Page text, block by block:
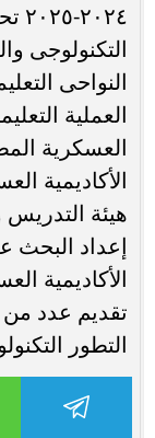
التكنولوجى
النواحى
العملية
العسكرية
الأكاديمية
هيئة
إعداد البحث
الأكاديمية
تقديم عدد من
التطور